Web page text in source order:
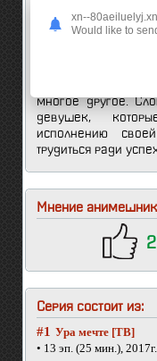
позитива. Вас
новый формат:
анимационным.
многое другое.
девушек,
исполнению
трудиться ради
Мнение
2
Серия состоит из:
#1 Ура мечте [ТВ]
• 13 эп. (25 мин.), 2017г.
xn--
Would like to